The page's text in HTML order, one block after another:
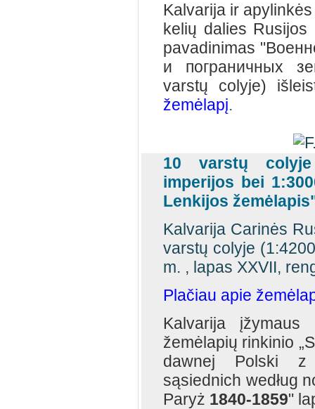
Kalvarija ir
kelių dalies Rusijos
pavadinimas
и пограничных
varstų colyje)
žemėlapį.
10 varstų colyje
imperijos bei
Lenkijos
Kalvarija Carinės
varstų colyje
m. , lapas XXVII,
Plačiau apie
Kalvarija įžymaus
žemėlapių rinkinio
dawnej Polski z
sąsiednich według
Paryż 1840-1859"